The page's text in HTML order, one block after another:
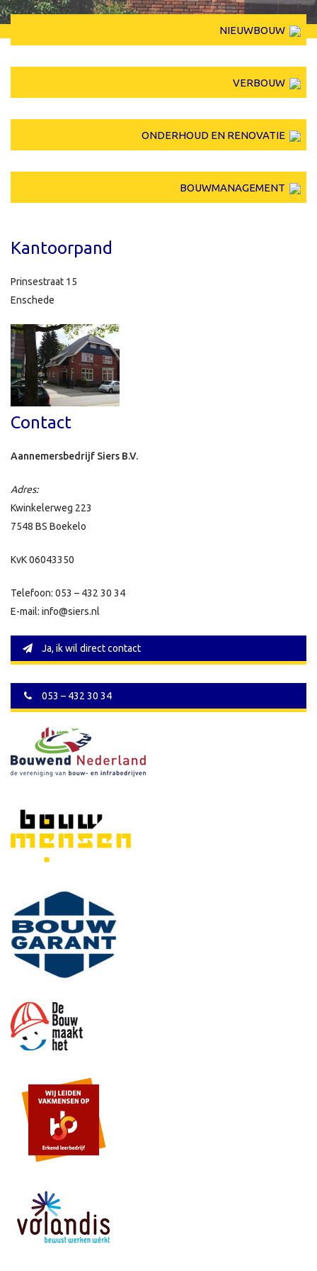
NIEUWBOUW
VERBOUW
ONDERHOUD EN RENOVATIE
BOUWMANAGEMENT
Kantoorpand
Prinsestraat 15
Enschede
Contact
Aannemersbedrijf Siers B.V.
Adres:
Kwinkelerweg 223
7548 BS Boekelo
KvK 06043350
Telefoon: 053 – 432 30 34
E-mail: info@siers.nl
Ja, ik wil direct contact
053 – 432 30 34